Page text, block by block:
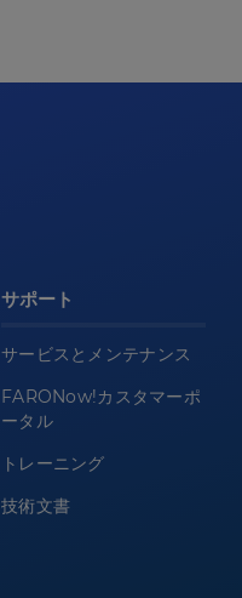
サポート
サービスとメンテナンス
FARONow!カスタマーポ
ータル
トレーニング
技術文書